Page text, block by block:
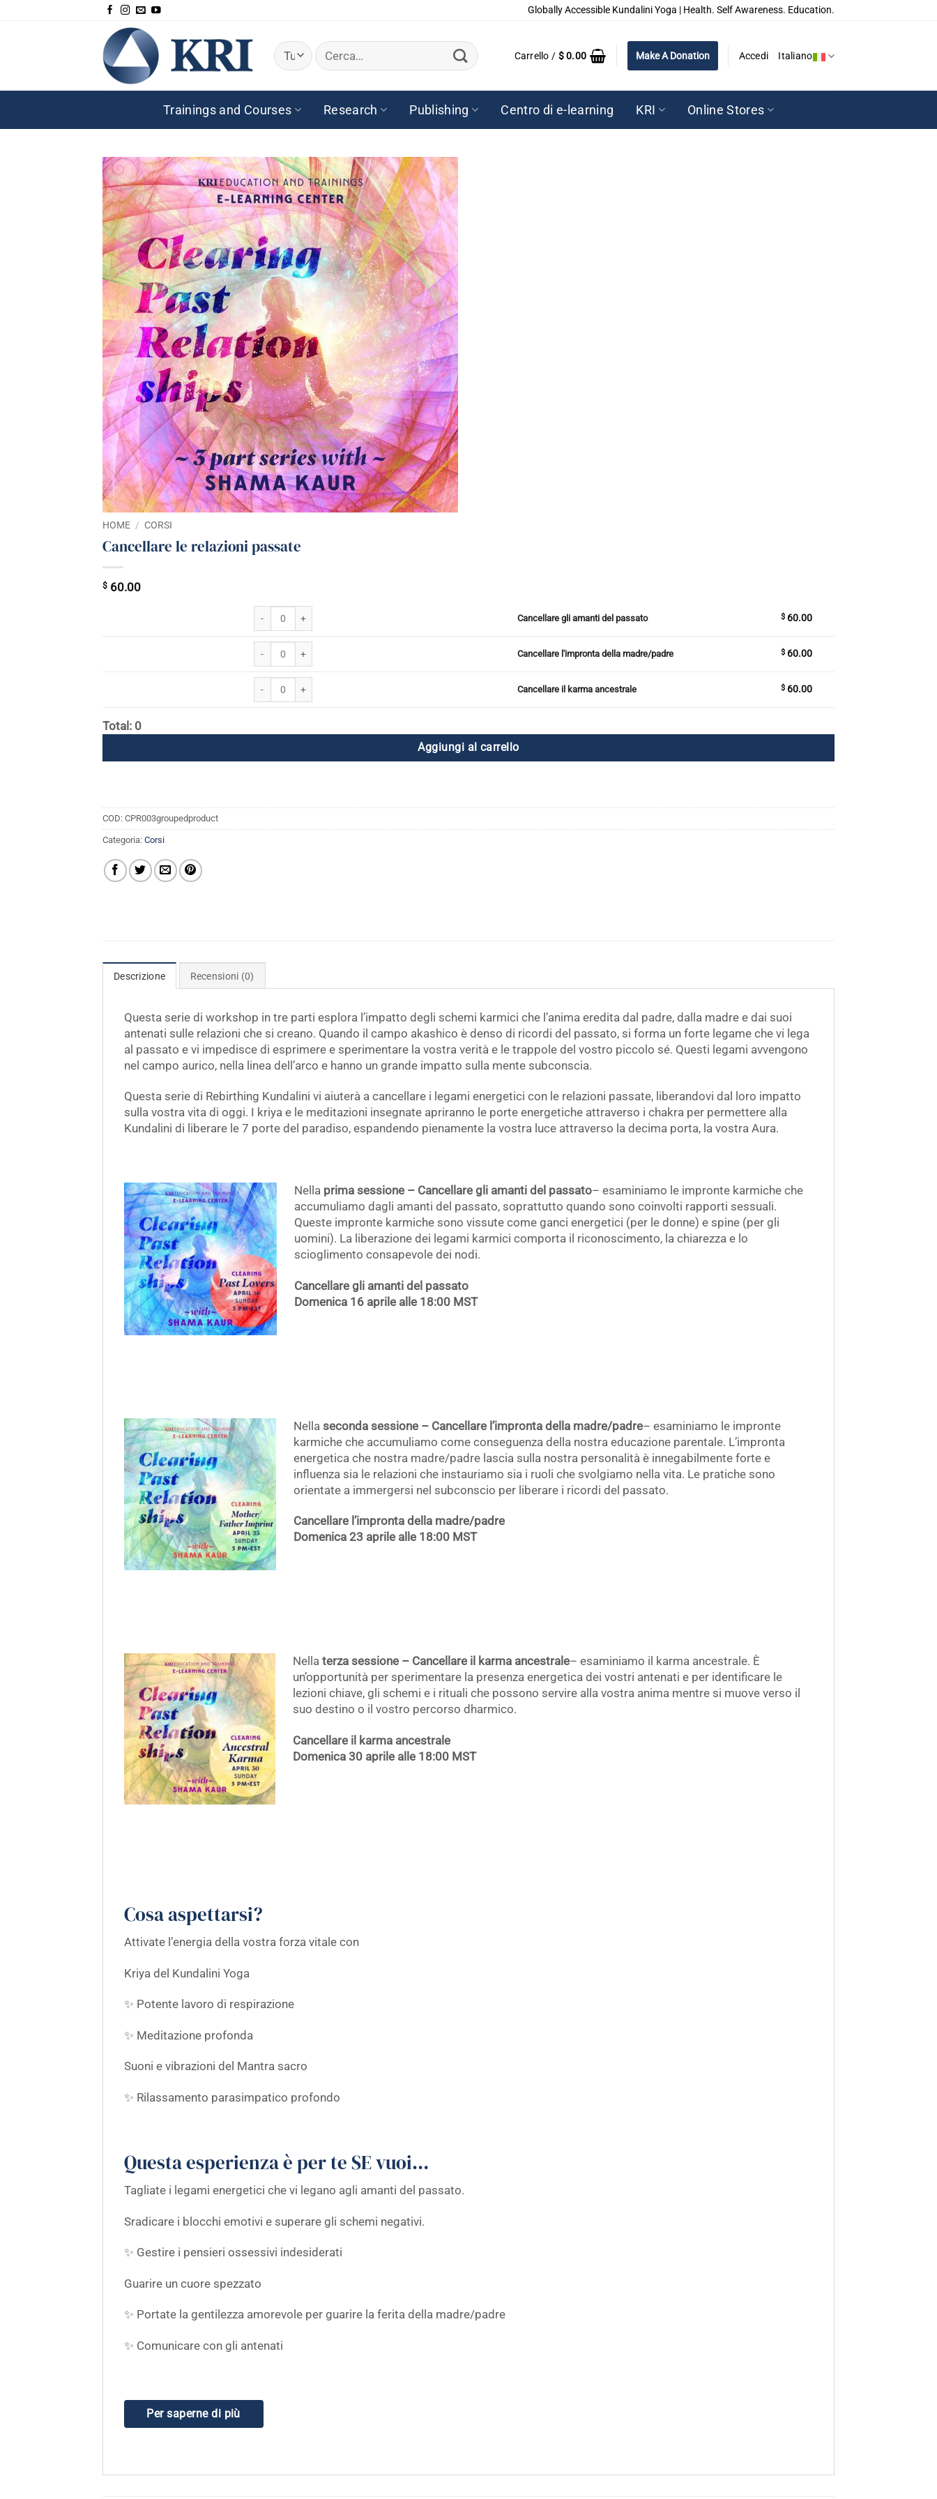
Globally Accessible Kundalini Yoga | Health. Self Awareness. Education.
Cerca:
Carrello / $0.00 Make A Donation Accedi Italiano
Trainings and Courses Research Publishing Centro di e-learning KRI Online Stores
HOME / CORSI
Cancellare le relazioni passate
$ 60.00
Cancellare gli amanti del passato $ 60.00
Cancellare l'impronta della madre/padre $ 60.00
Cancellare il karma ancestrale $ 60.00
Total: 0
Aggiungi al carrello
COD: CPR003groupedproduct
Categoria: Corsi
Descrizione Recensioni (0)
Questa serie di workshop in tre parti esplora l’impatto degli schemi karmici che l’anima eredita dal padre, dalla madre e dai suoi
antenati sulle relazioni che si creano. Quando il campo akashico è denso di ricordi del passato, si forma un forte legame che vi lega
al passato e vi impedisce di esprimere e sperimentare la vostra verità e le trappole del vostro piccolo sé. Questi legami avvengono
nel campo aurico, nella linea dell’arco e hanno un grande impatto sulla mente subconscia.
Questa serie di Rebirthing Kundalini vi aiuterà a cancellare i legami energetici con le relazioni passate, liberandovi dal loro impatto
sulla vostra vita di oggi. I kriya e le meditazioni insegnate apriranno le porte energetiche attraverso i chakra per permettere alla
Kundalini di liberare le 7 porte del paradiso, espandendo pienamente la vostra luce attraverso la decima porta, la vostra Aura.
Nella prima sessione – Cancellare gli amanti del passato– esaminiamo le impronte karmiche che
accumuliamo dagli amanti del passato, soprattutto quando sono coinvolti rapporti sessuali.
Queste impronte karmiche sono vissute come ganci energetici (per le donne) e spine (per gli
uomini). La liberazione dei legami karmici comporta il riconoscimento, la chiarezza e lo
scioglimento consapevole dei nodi.
Cancellare gli amanti del passato
Domenica 16 aprile alle 18:00 MST
Nella seconda sessione – Cancellare l’impronta della madre/padre– esaminiamo le impronte
karmiche che accumuliamo come conseguenza della nostra educazione parentale. L’impronta
energetica che nostra madre/padre lascia sulla nostra personalità è innegabilmente forte e
influenza sia le relazioni che instauriamo sia i ruoli che svolgiamo nella vita. Le pratiche sono
orientate a immergersi nel subconscio per liberare i ricordi del passato.
Cancellare l’impronta della madre/padre
Domenica 23 aprile alle 18:00 MST
Nella terza sessione – Cancellare il karma ancestrale– esaminiamo il karma ancestrale. È
un’opportunità per sperimentare la presenza energetica dei vostri antenati e per identificare le
lezioni chiave, gli schemi e i rituali che possono servire alla vostra anima mentre si muove verso il
suo destino o il vostro percorso dharmico.
Cancellare il karma ancestrale
Domenica 30 aprile alle 18:00 MST
Cosa aspettarsi?
Attivate l’energia della vostra forza vitale con
Kriya del Kundalini Yoga
✨ Potente lavoro di respirazione
✨ Meditazione profonda
Suoni e vibrazioni del Mantra sacro
✨ Rilassamento parasimpatico profondo
Questa esperienza è per te SE vuoi…
Tagliate i legami energetici che vi legano agli amanti del passato.
Sradicare i blocchi emotivi e superare gli schemi negativi.
✨ Gestire i pensieri ossessivi indesiderati
Guarire un cuore spezzato
✨ Portate la gentilezza amorevole per guarire la ferita della madre/padre
✨ Comunicare con gli antenati
Per saperne di più